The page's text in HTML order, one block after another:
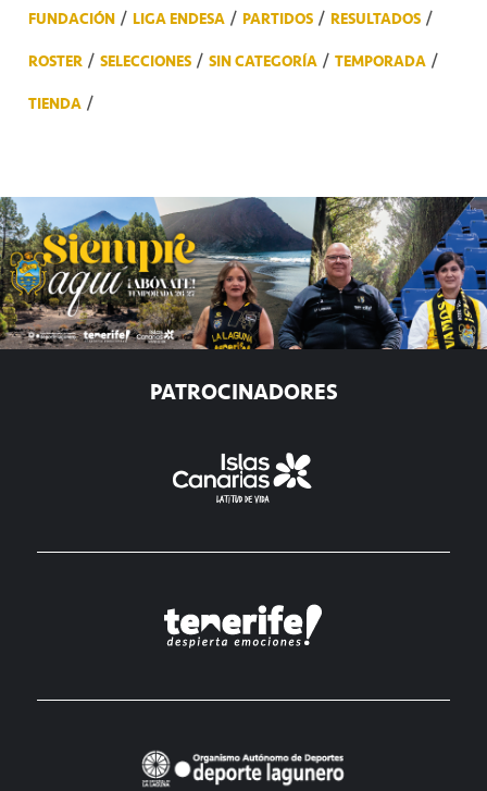
FUNDACIÓN
LIGA ENDESA PARTIDOS
RESULTADOS
ROSTER
SELECCIONES SIN CATEGORÍA
TEMPORADA
TIENDA
PATROCINADORES